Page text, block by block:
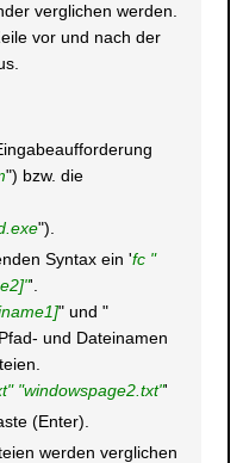
verglichen werden.
vor und nach der
") bzw. die
").
Syntax ein 'fc "
'.
" und "
und Dateinamen
"windowspage2.txt"'
(Enter).
werden verglichen